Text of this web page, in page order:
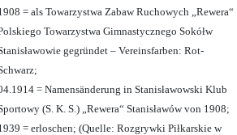
= als Towarzystwa Zabaw Ruchowych „Rewera“
Towarzystwa Gimnastycznego Sokółw
gegründet – Vereinsfarben: Rot-
= Namensänderung in Stanisławowski Klub
(S. K. S.) „Rewera“ Stanisławów von 1908;
= erloschen; (Quelle: Rozgrywki Piłkarskie w